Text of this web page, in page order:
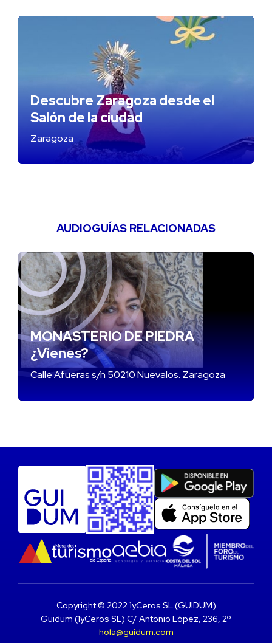
Descubre Zaragoza desde el
Salón de la ciudad
Zaragoza
AUDIOGUÍAS RELACIONADAS
MONASTERIO DE PIEDRA
¿Vienes?
Calle Afueras s/n 50210 Nuevalos. Zaragoza
Copyright © 2022 1yCeros SL (GUIDUM)
Guidum (1yCeros SL) C/ Antonio López, 236, 2º
hola@guidum.com